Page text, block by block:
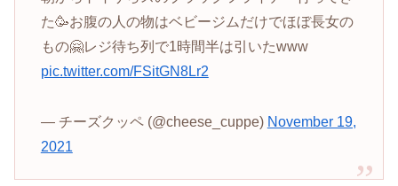
た🥳お腹の人の物はベビージムだけでほぼ長女の
もの🤗レジ待ち列で1時間半は引いたwww
pic.twitter.com/FSitGN8Lr2
— チーズクッペ (@cheese_cuppe) November 19,
2021